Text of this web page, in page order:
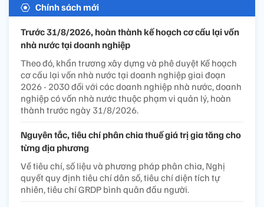
Chính sách mới
Trước 31/8/2026, hoàn thành kế hoạch cơ cấu lại vốn
nhà nước tại doanh nghiệp
Theo đó, khẩn trương xây dựng và phê duyệt Kế hoạch
cơ cấu lại vốn nhà nước tại doanh nghiệp giai đoạn
2026 - 2030 đối với các doanh nghiệp nhà nước, doanh
nghiệp có vốn nhà nước thuộc phạm vi quản lý, hoàn
thành trước ngày 31/8/2026.
Nguyên tắc, tiêu chí phân chia thuế giá trị gia tăng cho
từng địa phương
Về tiêu chí, số liệu và phương pháp phân chia, Nghị
quyết quy định tiêu chí dân số, tiêu chí diện tích tự
nhiên, tiêu chí GRDP bình quân đầu người.